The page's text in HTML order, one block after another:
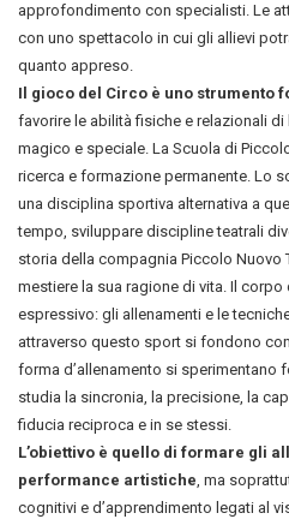
approfondimento con specialisti. Le
con uno spettacolo in cui gli allievi
quanto appreso.
Il gioco del Circo è uno strumento
favorire le abilità fisiche e relazionali
magico e speciale. La Scuola di
ricerca e formazione permanente. Lo
una disciplina sportiva alternativa a
tempo, sviluppare discipline teatrali
storia della compagnia Piccolo Nuovo
mestiere la sua ragione di vita. Il
espressivo: gli allenamenti e le
attraverso questo sport si fondono
forma d’allenamento si sperimentano
studia la sincronia, la precisione, la
fiducia reciproca e in se stessi.
L’obiettivo è quello di formare gli
performance artistiche, ma
cognitivi e d’apprendimento legati al